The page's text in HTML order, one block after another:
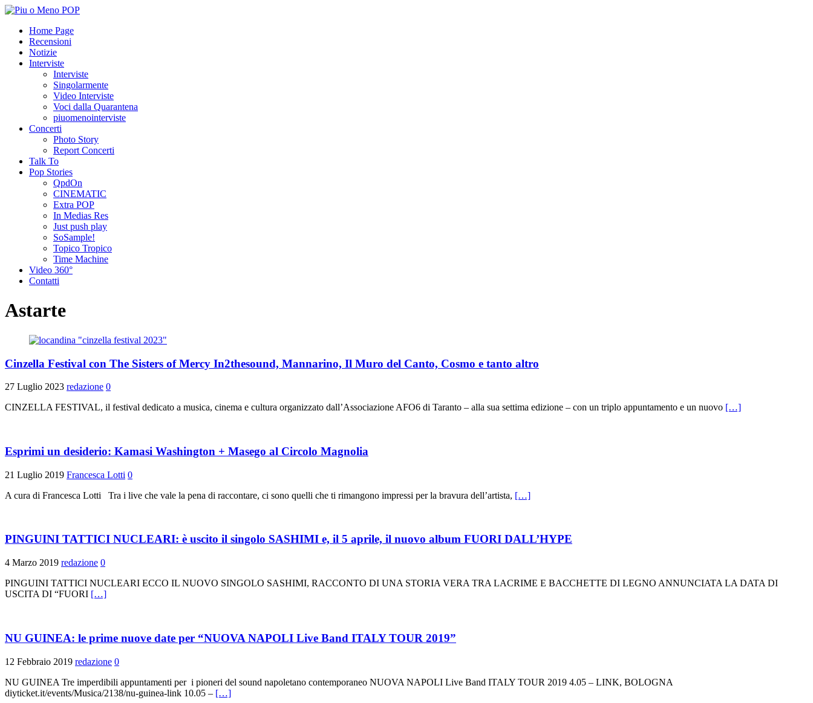
Home Page
Recensioni
Notizie
Interviste
Interviste
Singolarmente
Video Interviste
Voci dalla Quarantena
piuomenointerviste
Concerti
Photo Story
Report Concerti
Talk To
Pop Stories
QpdOn
CINEMATIC
Extra POP
In Medias Res
Just push play
SoSample!
Topico Tropico
Time Machine
Video 360°
Contatti
Astarte
Cinzella Festival con The Sisters of Mercy In2thesound, Mannarino, Il Muro del Canto, Cosmo e tanto altro
27 Luglio 2023 redazione 0
CINZELLA FESTIVAL, il festival dedicato a musica, cinema e cultura organizzato dall’Associazione AFO6 di Taranto – alla sua settima edizione – con un triplo appuntamento e un nuovo […]
Esprimi un desiderio: Kamasi Washington + Masego al Circolo Magnolia
21 Luglio 2019 Francesca Lotti 0
A cura di Francesca Lotti Tra i live che vale la pena di raccontare, ci sono quelli che ti rimangono impressi per la bravura dell’artista, […]
PINGUINI TATTICI NUCLEARI: è uscito il singolo SASHIMI e, il 5 aprile, il nuovo album FUORI DALL’HYPE
4 Marzo 2019 redazione 0
PINGUINI TATTICI NUCLEARI ECCO IL NUOVO SINGOLO SASHIMI, RACCONTO DI UNA STORIA VERA TRA LACRIME E BACCHETTE DI LEGNO ANNUNCIATA LA DATA DI
USCITA DI “FUORI […]
NU GUINEA: le prime nuove date per “NUOVA NAPOLI Live Band ITALY TOUR 2019”
12 Febbraio 2019 redazione 0
NU GUINEA Tre imperdibili appuntamenti per i pioneri del sound napoletano contemporaneo NUOVA NAPOLI Live Band ITALY TOUR 2019 4.05 – LINK, BOLOGNA
diyticket.it/events/Musica/2138/nu-guinea-link 10.05 – […]